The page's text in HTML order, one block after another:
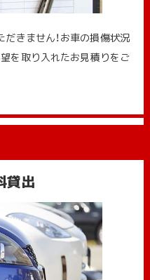
きません！お車の損傷状況
を取り入れたお見積りをご
貸出